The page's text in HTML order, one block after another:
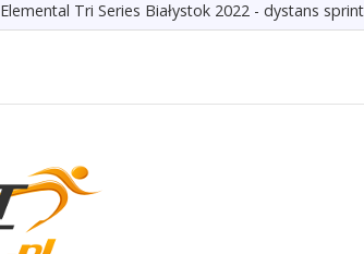
Elemental Tri Series Białystok 2022 - dystans